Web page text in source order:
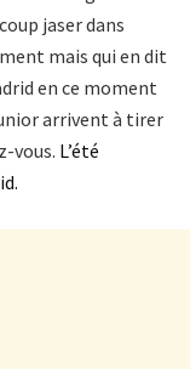
jaser dans
mais qui en dit
en ce moment
arrivent à tirer
vous. L’été